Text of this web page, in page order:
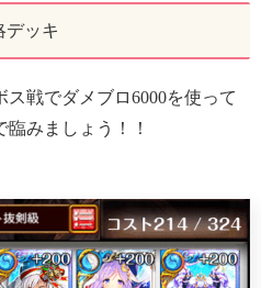
デッキ
戦でダメブロ6000を使って
みましょう！！